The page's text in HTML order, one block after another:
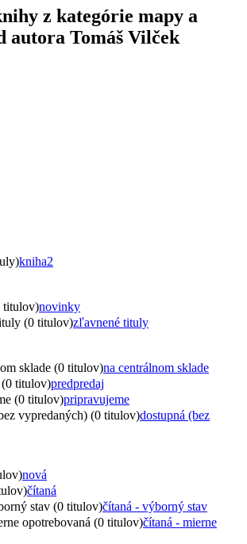
z kategórie mapy a
autora Tomáš Vilček
kniha2
titulov)novinky
(0 titulov)zľavnené tituly
sklade (0 titulov)na centrálnom sklade
(0 titulov)predpredaj
(0 titulov)pripravujeme
vypredaných) (0 titulov)dostupná (bez
nová
čítaná
stav (0 titulov)čítaná - výborný stav
opotrebovaná (0 titulov)čítaná - mierne